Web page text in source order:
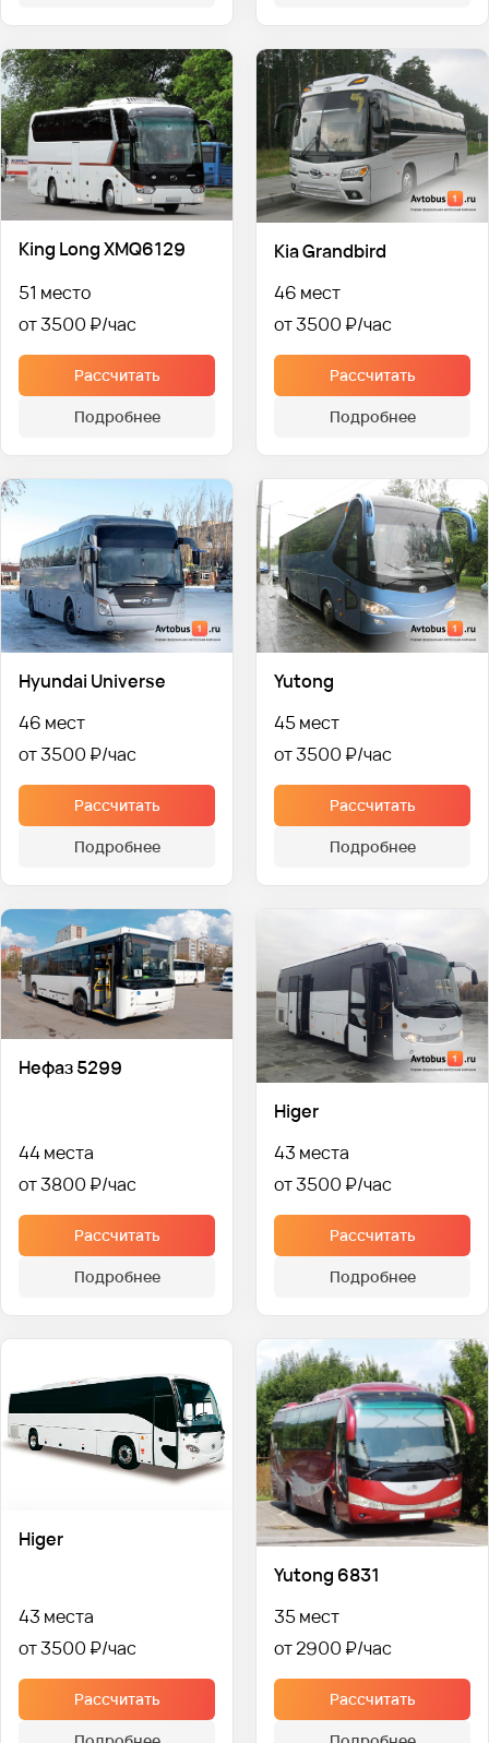
King Long XMQ6129
51 место
от 3500 ₽
Рассчитать
Подробнее
Kia Grandbird
46 мест
от 3500 ₽
Рассчитать
Подробнее
Hyundai Universe
46 мест
от 3500 ₽
Рассчитать
Подробнее
Yutong
45 мест
от 3500 ₽
Рассчитать
Подробнее
Нефаз 5299
44 места
от 3800 ₽
Рассчитать
Подробнее
Higer
43 места
от 3500 ₽
Рассчитать
Подробнее
Higer
43 места
от 3500 ₽
Рассчитать
Yutong 6831
35 мест
от 2900 ₽
Рассчитать